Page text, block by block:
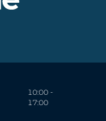
10:00 -
17:00